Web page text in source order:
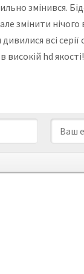
змінився.
нічого
всі
hd якості!